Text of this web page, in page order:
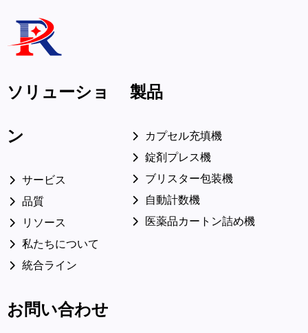
ソリューショ
ン
サービス
品質
リソース
私たちについて
統合ライン
製品
カプセル充填機
錠剤プレス機
ブリスター包装機
自動計数機
医薬品カートン詰め機
お問い合わせ